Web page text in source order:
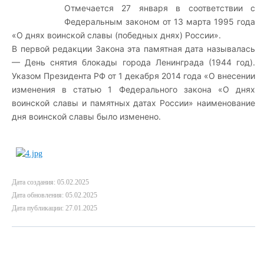
Отмечается 27 января в соответствии с
Федеральным законом от 13 марта 1995 года
«О днях воинской славы (победных днях) России».
В первой редакции Закона эта памятная дата называлась
— День снятия блокады города Ленинграда (1944 год).
Указом Президента РФ от 1 декабря 2014 года «О внесении
изменения в статью 1 Федерального закона «О днях
воинской славы и памятных датах России» наименование
дня воинской славы было изменено.
Дата создания: 05.02.2025
Дата обновления: 05.02.2025
Дата публикации: 27.01.2025